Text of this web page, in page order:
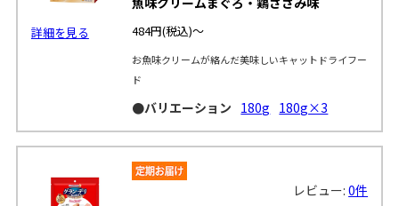
詳細を見る 484円(税込)～
お魚味クリームが絡んだ美味しいキャットドライフー
ド
●バリエーション 180g 180g×3
レビュー:0件